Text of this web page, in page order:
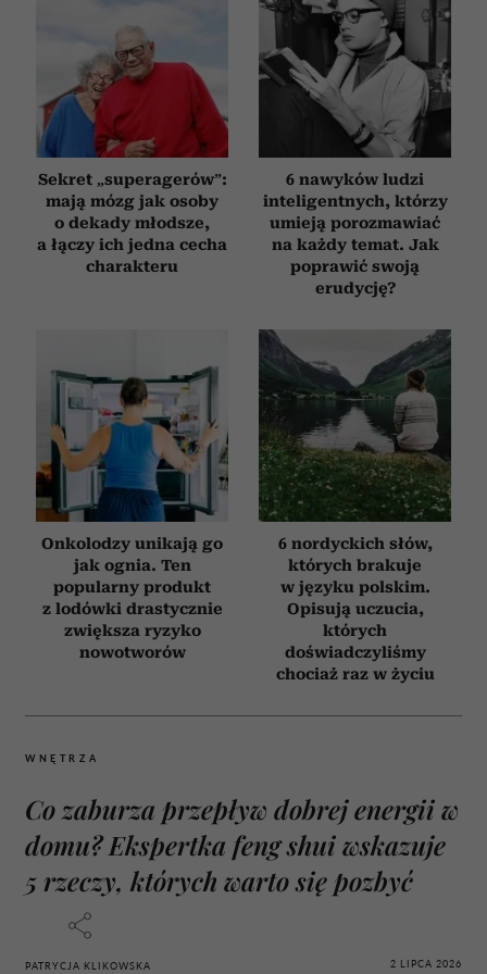
analizować ruch w naszej witrynie. Informacje o tym, jak
korzystasz z naszej witryny, udostępniamy partnerom
społecznościowym, reklamowym i analitycznym.
Partnerzy mogą połączyć te informacje z innymi danymi
otrzymanymi od Ciebie lub uzyskanymi podczas
korzystania z ich usług.
Sekret „superagerów”:
mają mózg jak osoby
o dekady młodsze,
a łączy ich jedna cecha
charakteru
6 nawyków ludzi
inteligentnych, którzy
umieją porozmawiać
na każdy temat. Jak
poprawić swoją
erudycję?
Onkolodzy unikają go
jak ognia. Ten
popularny produkt
z lodówki drastycznie
zwiększa ryzyko
nowotworów
6 nordyckich słów,
których brakuje
w języku polskim.
Opisują uczucia,
których
doświadczyliśmy
chociaż raz w życiu
WNĘTRZA
Co zaburza przepływ dobrej energii w
domu? Ekspertka feng shui wskazuje
5 rzeczy, których warto się pozbyć
PATRYCJA KLIKOWSKA 2 LIPCA 2026